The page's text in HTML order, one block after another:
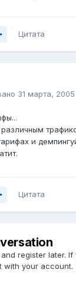
Цитата
31 марта, 2005
и
Цитата
register later.
with your account.